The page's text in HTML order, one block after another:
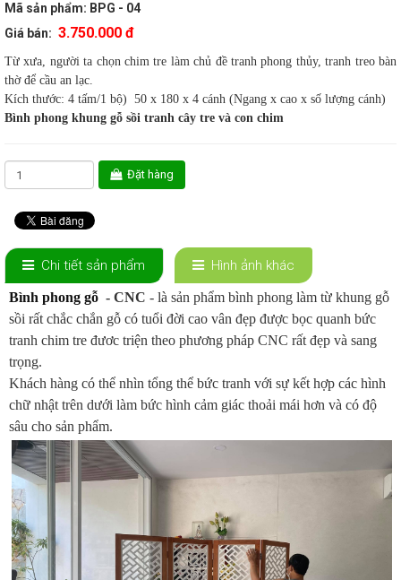
Mã sản phẩm: BPG - 04
Giá bán: 3.750.000 đ
Từ xưa, người ta chọn chim tre làm chủ đề tranh phong thủy, tranh treo bàn
thờ để cầu an lạc.
Kích thước: 4 tấm/1 bộ) 50 x 180 x 4 cánh (Ngang x cao x số lượng cánh)
Bình phong khung gỗ sồi tranh cây tre và con chim
Đặt hàng
Chi tiết sản phẩm Hình ảnh khác
Bình phong gỗ - CNC - là sản phẩm bình phong làm từ khung gỗ
sồi rất chắc chắn gỗ có tuổi đời cao vân đẹp được bọc quanh bức
tranh chim tre đươc triện theo phương pháp CNC rất đẹp và sang
trọng.
Khách hàng có thể nhìn tổng thể bức tranh với sự kết hợp các hình
chữ nhật trên dưới làm bức hình cảm giác thoải mái hơn và có độ
sâu cho sản phẩm.